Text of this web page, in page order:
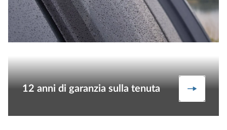
12 anni di garanzia sulla tenuta